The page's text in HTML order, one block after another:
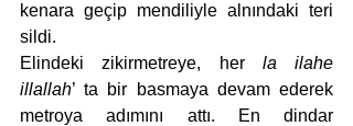
kenara geçip mendiliyle alnındaki teri
sildi.
Elindeki zikirmetreye, her la ilahe
illallah’ ta bir basmaya devam ederek
metroya adımını attı. En dindar